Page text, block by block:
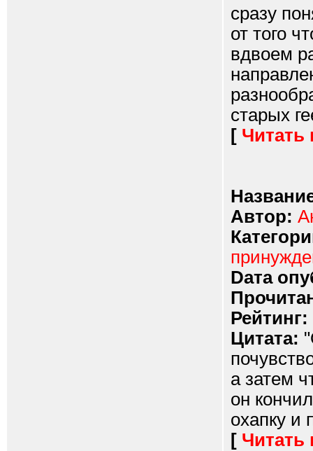
сразу
от того
вдвоем
старых
[ Читать
Автор:
Dата
Рейтинг:
Цитата:
а затем
он
охапку и
[ Читать